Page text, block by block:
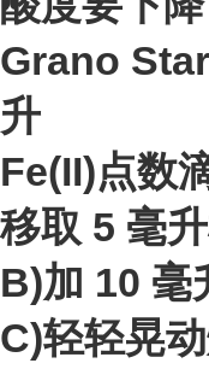
Grano
升
Fe(II)点数
移取 5 毫
B)加 10 毫
C)轻轻晃